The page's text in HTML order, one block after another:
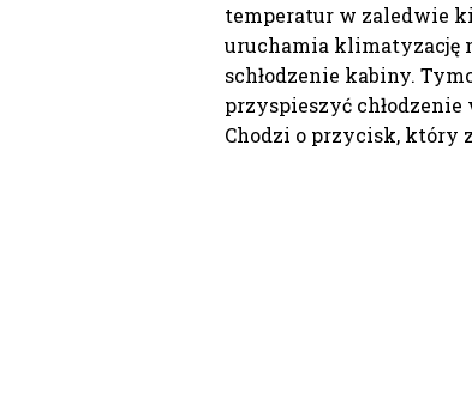
temperatur w zaledwie
uruchamia klimatyzację
schłodzenie kabiny.
przyspieszyć
Chodzi o przycisk, który